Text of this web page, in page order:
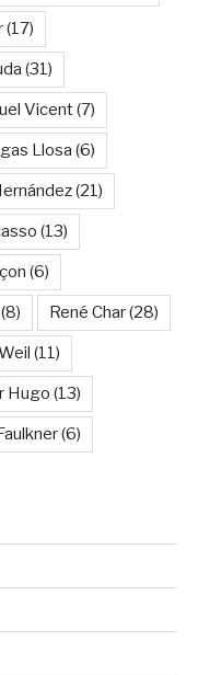
(17)
(31)
Vicent(7)
Llosa (6)
(21)
(13)
(6)
(8) René Char(28)
(11)
Hugo (13)
(6)